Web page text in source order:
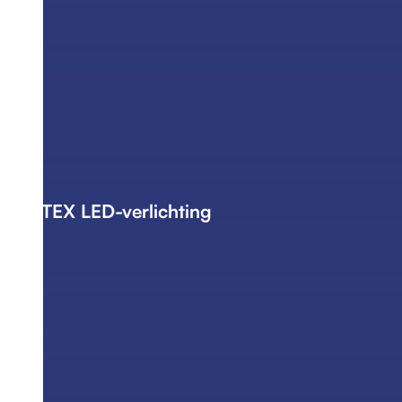
ATEX LED-verlichting